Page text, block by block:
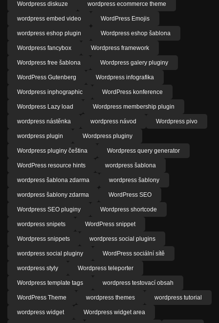
Wordpress diskuze wordpress ecommerce theme
wordpress embed video WordPress Emojis
wordpress eshop plugin Wordpress eshop šablona
Wordpress fancybox Wordpress framework
Wordpress free šablona Wordpress galery pluginy
WordPress Gutenberg Wordpress infografika
Wordpress inphographic WordPress konference
Wordpress Lazy load Wordpress membership plugin
wordpress nástěnka wordpress návod Wordpress pivo
wordpress plugin Wordpress pluginy
Wordpress pluginy čeština Wordpress query generator
WordPress resource hints wordpress šablona
wordpress šablona zdarma wordpress šablony
wordpress šablony zdarma WordPress SEO
Wordpress SEO pluginy Wordpress shortcode
wordpress snipets WordPress snippet
Wordpress snippets wordpress social plugins
wordpress social pluginy WordPress sociální sítě
wordpress styly Wordpress teleporter
Wordpress template tags wordpress testovací obsah
WordPress Theme wordpress themes wordpress tutorial
wordpress widget Wordpress widget area